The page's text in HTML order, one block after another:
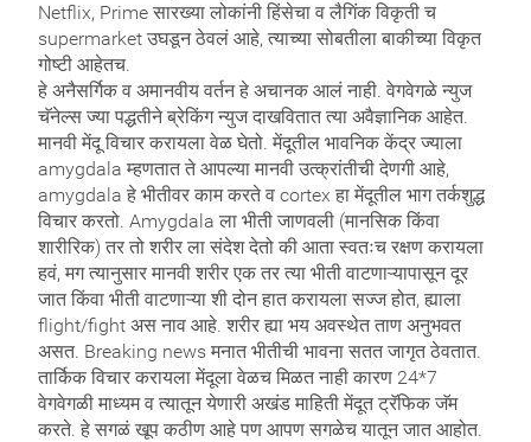
Netflix, Prime सारख्या लोकांनी हिंसेचा व लैगिंक विकृती च
supermarket उघडून ठेवलं आहे, त्याच्या सोबतीला बाकीच्या विकृत
गोष्टी आहेतच.
हे अनैसर्गिक व अमानवीय वर्तन हे अचानक आलं नाही. वेगवेगळे न्युज
चॅनेल्स ज्या पद्धतीने ब्रेकिंग न्युज दाखवितात त्या अवैज्ञानिक आहेत.
मानवी मेंदू विचार करायला वेळ घेतो. मेंदूतील भावनिक केंद्र ज्याला
amygdala म्हणतात ते आपल्या मानवी उत्क्रांतीची देणगी आहे,
amygdala हे भीतीवर काम करते व cortex हा मेंदूतील भाग तर्कशुद्ध
विचार करतो. Amygdala ला भीती जाणवली (मानसिक किंवा
शारीरिक) तर तो शरीर ला संदेश देतो की आता स्वतःच रक्षण करायला
हवं, मग त्यानुसार मानवी शरीर एक तर त्या भीती वाटणाऱ्यापासून दूर
जात किंवा भीती वाटणाऱ्या शी दोन हात करायला सज्ज होत, ह्याला
flight/fight अस नाव आहे. शरीर ह्या भय अवस्थेत ताण अनुभवत
असत. Breaking news मनात भीतीची भावना सतत जागृत ठेवतात.
तार्किक विचार करायला मेंदूला वेळच मिळत नाही कारण 24*7
वेगवेगळी माध्यम व त्यातून येणारी अखंड माहिती मेंदूत ट्रॅफिक जॅम
करते. हे सगळं खूप कठीण आहे पण आपण सगळेच यातून जात आहोत.